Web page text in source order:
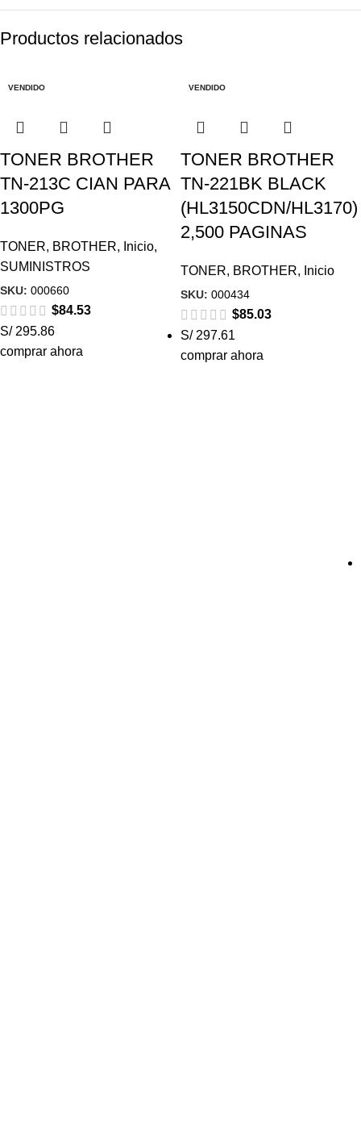
Productos relacionados
VENDIDO
TONER BROTHER
TN-213C CIAN PARA
1300PG
TONER, BROTHER, Inicio,
SUMINISTROS
SKU: 000660
$84.53
S/ 295.86
comprar ahora
VENDIDO
TONER BROTHER
TN-221BK BLACK
(HL3150CDN/HL3170)
2,500 PAGINAS
TONER, BROTHER, Inicio
SKU: 000434
$85.03
S/ 297.61
comprar ahora